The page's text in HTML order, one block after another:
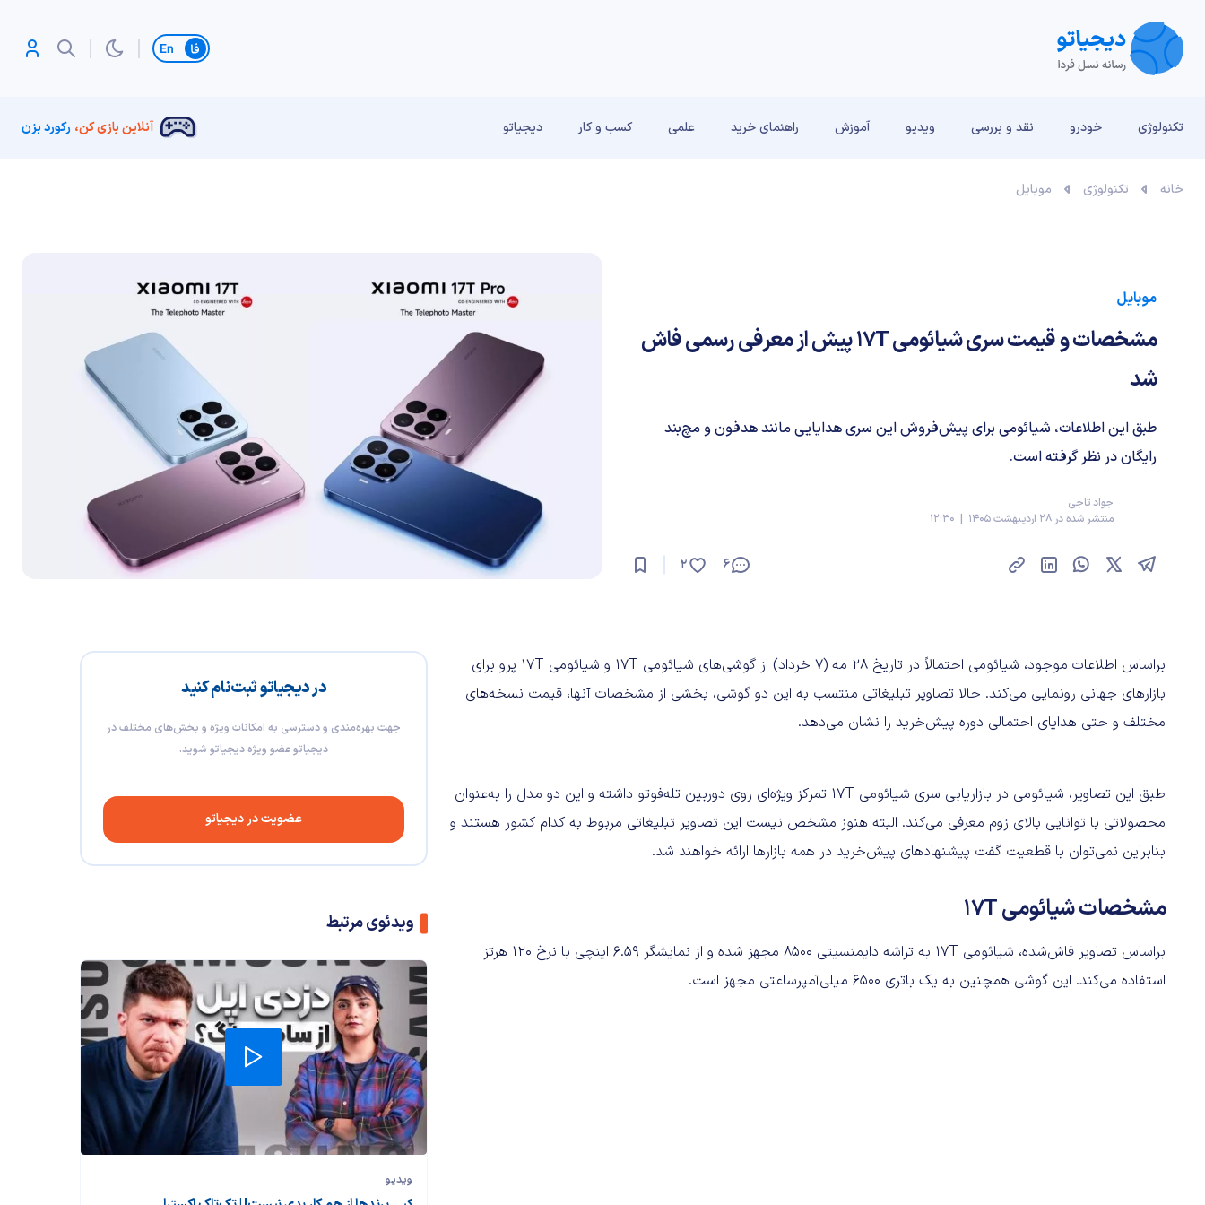
تغییر زبان
تکنولوژی خودرو نقد و بررسی‌ ویدیو آموزش راهنمای خرید علمی کسب و کار دیجیاتو آنلاین بازی کن، رکورد بزن
خانه تکنولوژی موبایل
موبایل
مشخصات و قیمت سری شیائومی 17T پیش از معرفی رسمی فاش
شد
طبق این اطلاعات، شیائومی برای پیش‌فروش این سری هدایایی مانند هدفون و مچ‌بند
رایگان در نظر گرفته است.
جواد تاجی
منتشر شده در 28 اردیبهشت 1405 | 12:30
6
2
در دیجیاتو ثبت‌نام کنید
جهت بهره‌مندی و دسترسی به امکانات ویژه و بخش‌های مختلف در
دیجیاتو عضو ویژه دیجیاتو شوید.
عضویت در دیجیاتو
ویدئوی مرتبط
ویدیو
براساس اطلاعات موجود، شیائومی احتمالاً در تاریخ ۲۸ مه (۷ خرداد) از گوشی‌های شیائومی 17T و شیائومی 17T پرو برای
بازارهای جهانی رونمایی می‌کند. حالا تصاویر تبلیغاتی منتسب به این دو گوشی، بخشی از مشخصات آنها، قیمت نسخه‌های
مختلف و حتی هدایای احتمالی دوره پیش‌خرید را نشان می‌دهد.
طبق این تصاویر، شیائومی در بازاریابی سری شیائومی 17T تمرکز ویژه‌ای روی دوربین تله‌فوتو داشته و این دو مدل را به‌عنوان
محصولاتی با توانایی بالای زوم معرفی می‌کند. البته هنوز مشخص نیست این تصاویر تبلیغاتی مربوط به کدام کشور هستند و
بنابراین نمی‌توان با قطعیت گفت پیشنهادهای پیش‌خرید در همه بازارها ارائه خواهند شد.
مشخصات شیائومی 17T
براساس تصاویر فاش‌شده، شیائومی 17T به تراشه دایمنسیتی 8500 مجهز شده و از نمایشگر ۶.۵۹ اینچی با نرخ ۱۲۰ هرتز
استفاده می‌کند. این گوشی همچنین به یک باتری ۶۵۰۰ میلی‌آمپرساعتی مجهز است.